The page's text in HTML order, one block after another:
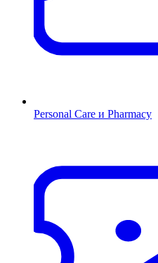
Personal Care и Pharmacy